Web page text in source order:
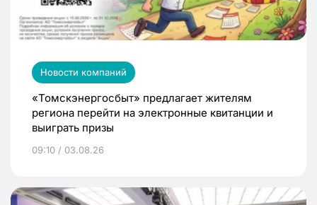
Новости компаний
«Томскэнергосбыт» предлагает жителям
региона перейти на электронные квитанции и
выиграть призы
09:10 / 03.08.26